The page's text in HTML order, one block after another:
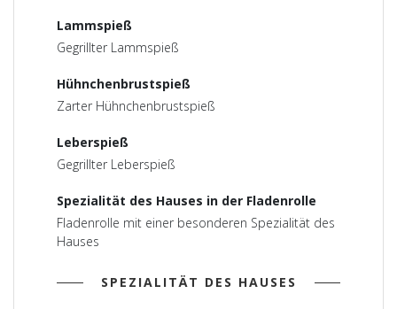
Lammspieß
Gegrillter Lammspieß
Hühnchenbrustspieß
Zarter Hühnchenbrustspieß
Leberspieß
Gegrillter Leberspieß
Spezialität des Hauses in der Fladenrolle
Fladenrolle mit einer besonderen Spezialität des
Hauses
SPEZIALITÄT DES HAUSES